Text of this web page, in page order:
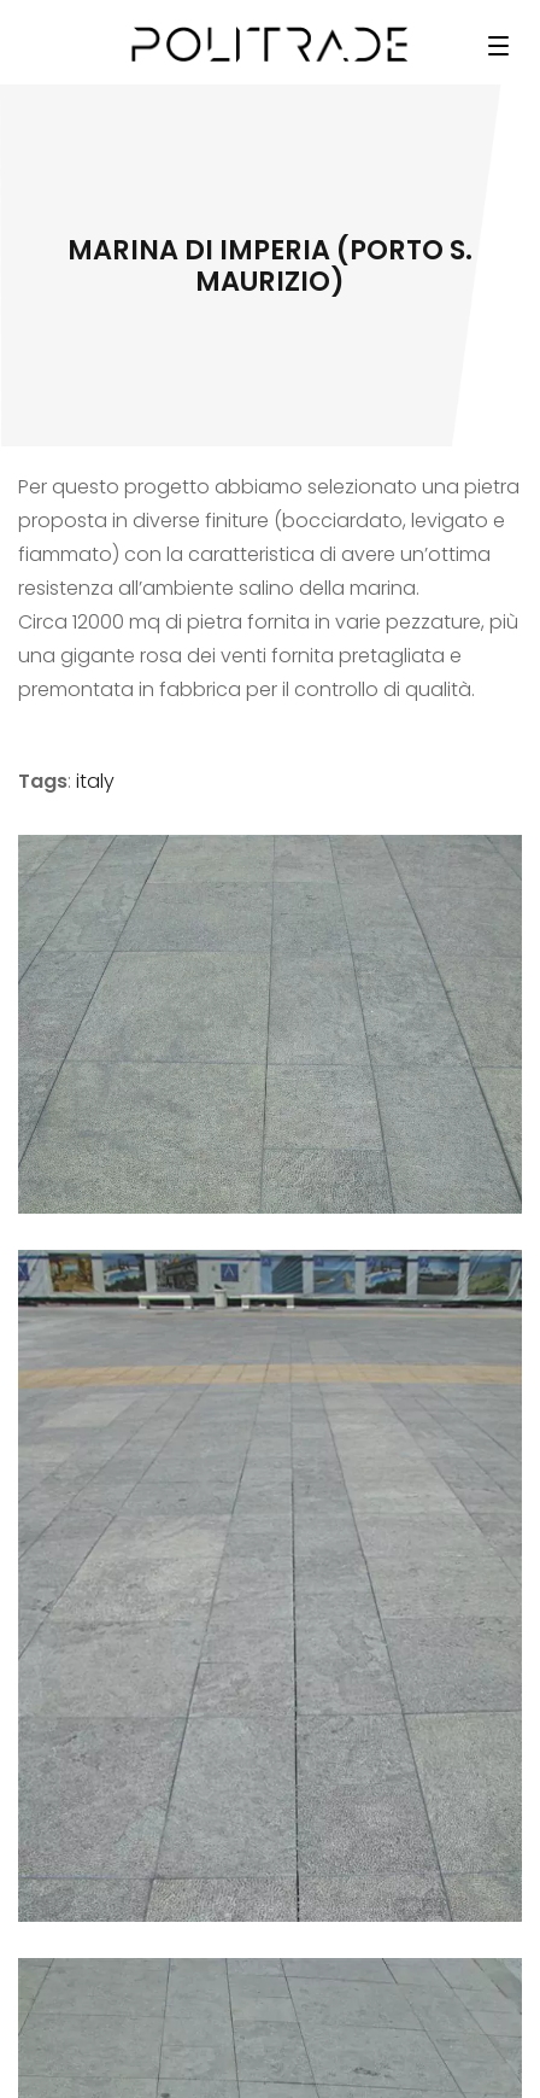
MARINA DI IMPERIA (PORTO S.
MAURIZIO)
Per questo progetto abbiamo selezionato una pietra
proposta in diverse finiture (bocciardato, levigato e
fiammato) con la caratteristica di avere un’ottima
resistenza all’ambiente salino della marina.
Circa 12000 mq di pietra fornita in varie pezzature, più
una gigante rosa dei venti fornita pretagliata e
premontata in fabbrica per il controllo di qualità.
Tags: italy